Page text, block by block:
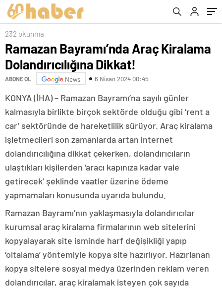
232 okunma
Ramazan Bayramı’nda Araç Kiralama
Dolandırıcılığına Dikkat!
ABONE OL News 6 Nisan 2024 00:45
KONYA (İHA) – Ramazan Bayramı’na sayılı günler
kalmasıyla birlikte birçok sektörde olduğu gibi ‘rent a
car’ sektöründe de hareketlilik sürüyor. Araç kiralama
işletmecileri son zamanlarda artan internet
dolandırıcılığına dikkat çekerken, dolandırıcıların
ulaştıkları kişilerden ‘aracı kapınıza kadar vale
getirecek’ şeklinde vaatler üzerine ödeme
yapmamaları konusunda uyarıda bulundu.
Ramazan Bayramı’nın yaklaşmasıyla dolandırıcılar
kurumsal araç kiralama firmalarının web sitelerini
kopyalayarak site isminde harf değişikliği yapıp
‘oltalama’ yöntemiyle kopya site hazırlıyor. Hazırlanan
kopya sitelere sosyal medya üzerinden reklam veren
dolandırıcılar, araç kiralamak isteyen çok sayıda